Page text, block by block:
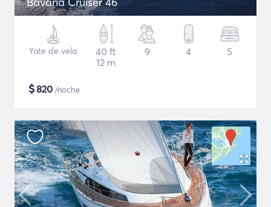
Yate de vela
40 ft
12 m
9 4 5
$820 /noche